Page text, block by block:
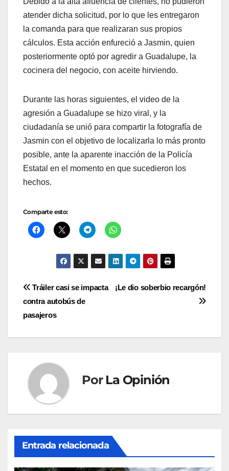
atender dicha solicitud, por lo que les entregaron
la comanda para que realizaran sus propios
cálculos. Esta acción enfureció a Jasmin, quien
posteriormente optó por agredir a Guadalupe, la
cocinera del negocio, con aceite hirviendo.
Durante las horas siguientes, el video de la
agresión a Guadalupe se hizo viral, y la
ciudadanía se unió para compartir la fotografía de
Jasmin con el objetivo de localizarla lo más pronto
posible, ante la aparente inacción de la Policía
Estatal en el momento en que sucedieron los
hechos.
Comparte esto:
Navegación
de
entradas
¡Le dio soberbio recargón!
Tráiler casi se impacta
contra autobús de
pasajeros
Por La Opinión
Entrada relacionada